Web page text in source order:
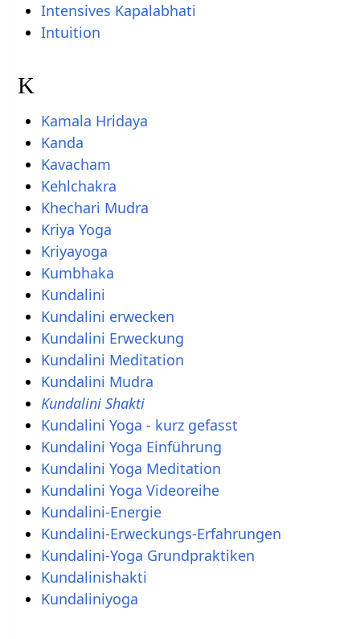
Intensives Kapalabhati
Intuition
K
Kamala Hridaya
Kanda
Kavacham
Kehlchakra
Khechari Mudra
Kriya Yoga
Kriyayoga
Kumbhaka
Kundalini
Kundalini erwecken
Kundalini Erweckung
Kundalini Meditation
Kundalini Mudra
Kundalini Shakti
Kundalini Yoga - kurz gefasst
Kundalini Yoga Einführung
Kundalini Yoga Meditation
Kundalini Yoga Videoreihe
Kundalini-Energie
Kundalini-Erweckungs-Erfahrungen
Kundalini-Yoga Grundpraktiken
Kundalinishakti
Kundaliniyoga